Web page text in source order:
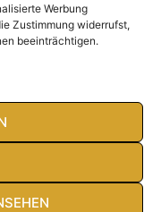
Werbung
Zustimmung widerrufst,
beeinträchtigen.
Rechtliche Hinweise
Impressum
Datenschutzerklärung